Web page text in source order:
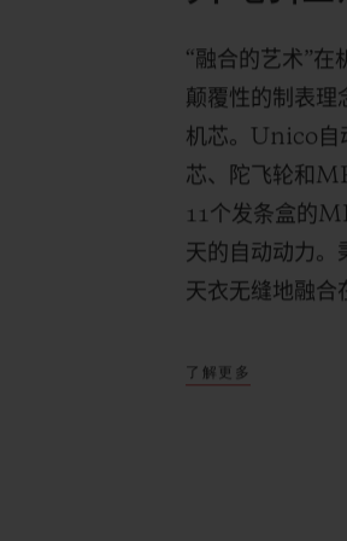
“融合的艺术”在
颠覆性的制表理
机芯。 Unico
芯、陀飞轮和
11 个发条盒的
天的自动动力。
天衣无缝地融合
了解更多